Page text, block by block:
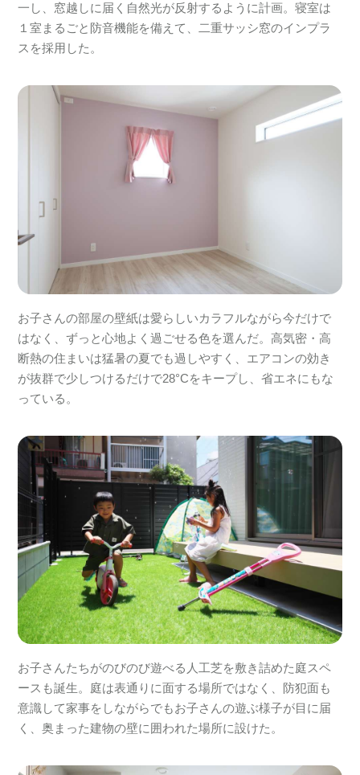
一し、窓越しに届く自然光が反射するように計画。寝室は
１室まるごと防音機能を備えて、二重サッシ窓のインプラ
スを採用した。
お子さんの部屋の壁紙は愛らしいカラフルながら今だけで
はなく、ずっと心地よく過ごせる色を選んだ。高気密・高
断熱の住まいは猛暑の夏でも過しやすく、エアコンの効き
が抜群で少しつけるだけで28°Cをキープし、省エネにもな
っている。
お子さんたちがのびのび遊べる人工芝を敷き詰めた庭スペ
ースも誕生。庭は表通りに面する場所ではなく、防犯面も
意識して家事をしながらでもお子さんの遊ぶ様子が目に届
く、奥まった建物の壁に囲われた場所に設けた。